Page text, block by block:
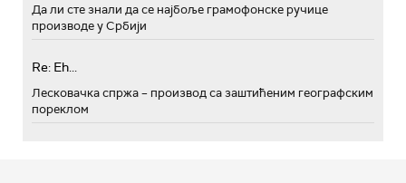
Да ли сте знали да се најбоље грамофонске ручице
производе у Србији
Re: Eh...
Лесковачка спржа – производ са заштићеним географским
пореклом